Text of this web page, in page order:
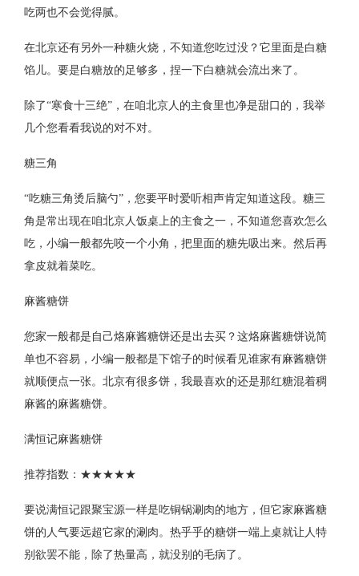
吃两也不会觉得腻。
在北京还有另外一种糖火烧，不知道您吃过没？它里面是白糖
馅儿。要是白糖放的足够多，捏一下白糖就会流出来了。
除了“寒食十三绝”，在咱北京人的主食里也净是甜口的，我举
几个您看看我说的对不对。
糖三角
“吃糖三角烫后脑勺”，您要平时爱听相声肯定知道这段。糖三
角是常出现在咱北京人饭桌上的主食之一，不知道您喜欢怎么
吃，小编一般都先咬一个小角，把里面的糖先吸出来。然后再
拿皮就着菜吃。
麻酱糖饼
您家一般都是自己烙麻酱糖饼还是出去买？这烙麻酱糖饼说简
单也不容易，小编一般都是下馆子的时候看见谁家有麻酱糖饼
就顺便点一张。北京有很多饼，我最喜欢的还是那红糖混着稠
麻酱的麻酱糖饼。
满恒记麻酱糖饼
推荐指数：★★★★★
要说满恒记跟聚宝源一样是吃铜锅涮肉的地方，但它家麻酱糖
饼的人气要远超它家的涮肉。热乎乎的糖饼一端上桌就让人特
别欲罢不能，除了热量高，就没别的毛病了。